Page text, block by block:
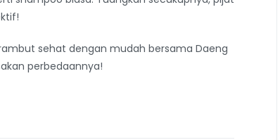
sehat dengan mudah bersama Daeng
perbedaannya!